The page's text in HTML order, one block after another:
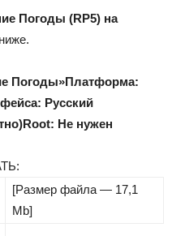
Погоды (RP5) на
Погоды»Платформа:
Русский
Root: Не нужен
[Размер файла — 17,1
Mb]